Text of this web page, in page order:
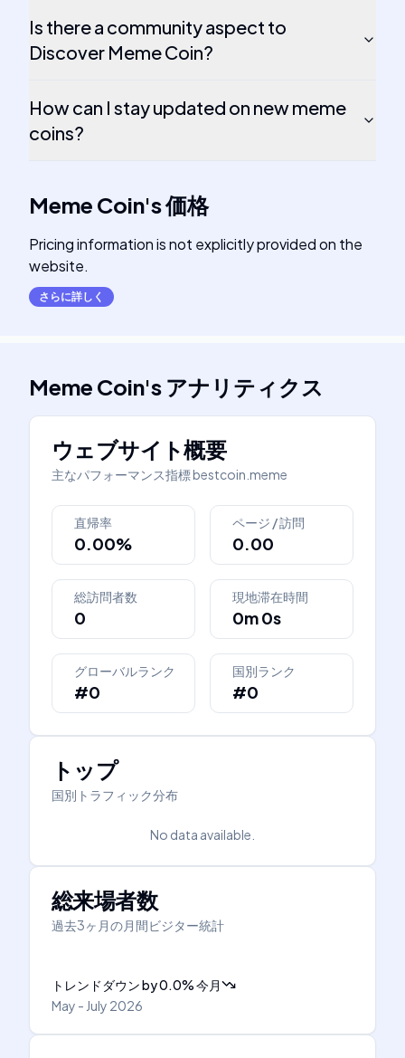
Is there a community aspect to
Discover Meme Coin?
How can I stay updated on new meme
coins?
Meme Coin's価格
Pricing information is not explicitly provided on the
website.
さらに詳しく
Meme Coin's アナリティクス
ウェブサイト概要
主なパフォーマンス指標bestcoin.meme
直帰率
0.00%
ページ / 訪問
0.00
総訪問者数
0
現地滞在時間
0m 0s
グローバルランク
#0
国別ランク
#0
トップ
国別トラフィック分布
No data available.
総来場者数
過去3ヶ月の月間ビジター統計
トレンドダウンby0.0%今月
May - July 2026